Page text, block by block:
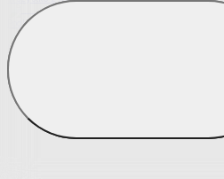
Podkładki na materace
Materace nawierzchniowe